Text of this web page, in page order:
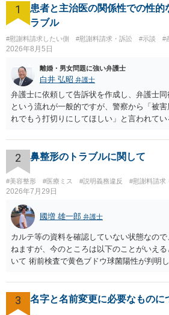
1
患者と主治医の関係性での性的
ラブル
#慰謝料請求したい側 #慰謝料請求・訴訟 #示談 #
2026年8月5日
離婚・男女問題に強い弁護士
白井 弘昭 弁護士
弁護士に依頼して告訴状を作成し、弁護士
という流れが一般的ですが、警察から「被
れでもう打切りにしてほしい」と言われて
検察庁に訴えるのもありかもしれないです
は、結局所轄だと思われますので、やはり
ないです。 一度、最寄りの「刑事に強い」
談してみてはいかがでしょうか。 以上、ご
2 鼻整形のトラブルに関して
#美容整形 #医療ミス #説明義務違反 #慰謝料請求
2026年7月29日
國増 雄一郎 弁護士
カルテ等の資料を確認していない状態なの
ねますが、今のところは以下のことがいえ
いて 術前検査で黄色ブドウ球菌陽性が判明
的な医療水準に照らして相当でないと判断
過失が認められる可能性があります。 当時
ては、リサーチの必要性があると思います
3 名字と名前変更に必要なものに